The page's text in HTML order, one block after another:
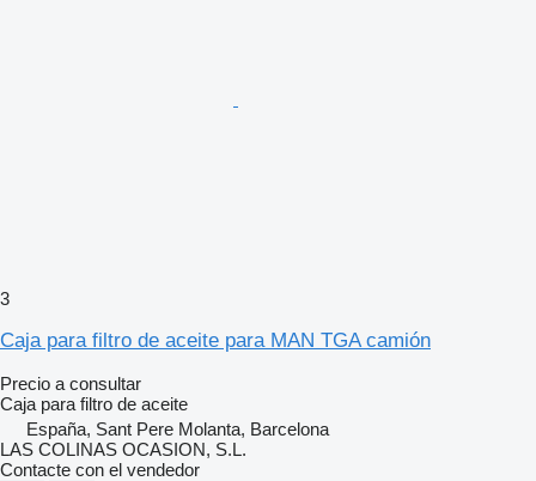
3
Caja para filtro de aceite para MAN TGA camión
Precio a consultar
Caja para filtro de aceite
España, Sant Pere Molanta, Barcelona
LAS COLINAS OCASION, S.L.
Contacte con el vendedor